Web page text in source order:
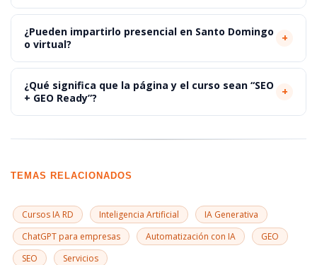
¿Pueden impartirlo presencial en Santo Domingo
o virtual?
+
¿Qué significa que la página y el curso sean “SEO
+ GEO Ready”?
+
TEMAS RELACIONADOS
Cursos IA RD Inteligencia Artificial
IA Generativa
ChatGPT para empresas
Automatización con IA
GEO
SEO
Servicios